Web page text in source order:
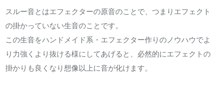
話
スルー音とはエフェクターの原音のことで、つまりエフェクト
の掛かっていない生音のことです。
この生音をハンドメイド系・エフェクター作りのノウハウでよ
り力強くより抜ける様にしてあげると、必然的にエフェクトの
掛かりも良くなり想像以上に音が化けます。